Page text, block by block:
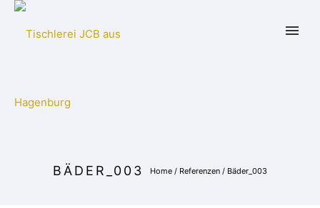
BÄDER_003 Home / Referenzen / Bäder_003